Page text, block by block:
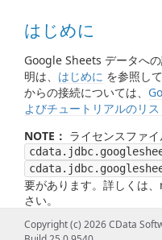
はじめに
Google Sheets データへ
明は、 はじめに を参照し
からの接続については、
よびチュートリアルのリス
NOTE： ライセンスファ
要があります。詳しくは
さい。
Copyright (c) 2026 CData